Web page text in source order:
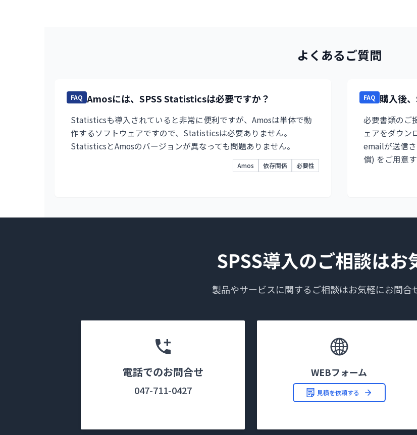
よくあるご質問
FAQ Amosには、SPSS Statisticsは必要ですか？
Statisticsも導入されていると非常に便利ですが、Amosは単体で動
作するソフトウェアですので、Statisticsは必要ありません。
StatisticsとAmosのバージョンが異なっても問題ありません。
Amos 依存関係 必要性
FAQ 購入後
必要書類のご
ェアをダウン
emailが送信
償) をご用意
SPSS導入のご相談はお
製品やサービスに関するご相談はお気軽にお問合
電話でのお問合せ
047-711-0427
WEBフォーム
見積を依頼する